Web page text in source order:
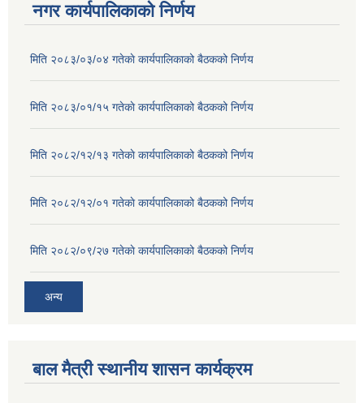
नगर कार्यपालिकाको निर्णय
मिति २०८३/०३/०४ गतेकाे कार्यपालिकाको बैठकको निर्णय
मिति २०८३/०१/१५ गतेकाे कार्यपालिकाको बैठकको निर्णय
मिति २०८२/१२/१३ गतेकाे कार्यपालिकाको बैठकको निर्णय
मिति २०८२/१२/०१ गतेकाे कार्यपालिकाको बैठकको निर्णय
मिति २०८२/०९/२७ गतेकाे कार्यपालिकाको बैठकको निर्णय
अन्य
बाल मैत्री स्थानीय शासन कार्यक्रम